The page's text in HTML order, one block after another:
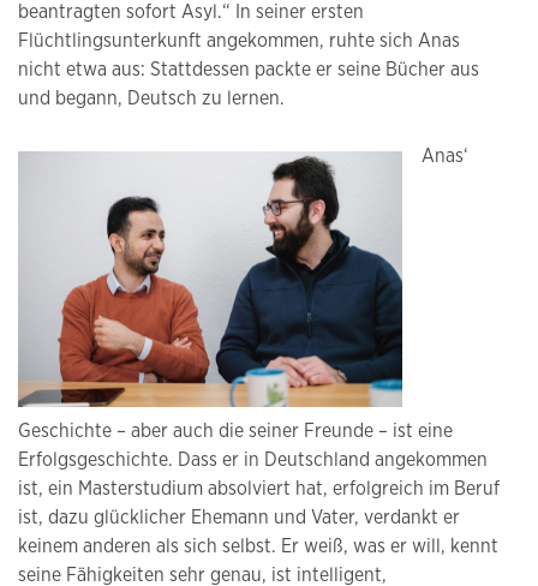
beantragten sofort Asyl.“ In seiner ersten
Flüchtlingsunterkunft angekommen, ruhte sich Anas
nicht etwa aus: Stattdessen packte er seine Bücher aus
und begann, Deutsch zu lernen.
Anas‘
Geschichte – aber auch die seiner Freunde – ist eine
Erfolgsgeschichte. Dass er in Deutschland angekommen
ist, ein Masterstudium absolviert hat, erfolgreich im Beruf
ist, dazu glücklicher Ehemann und Vater, verdankt er
keinem anderen als sich selbst. Er weiß, was er will, kennt
seine Fähigkeiten sehr genau, ist intelligent,